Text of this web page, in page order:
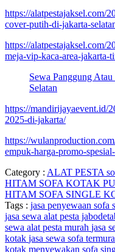
https://alatpestajaksel.com/
cover-putih-di-jakarta-
https://alatpestajaksel.com/
meja-vip-kaca-area-jakarta-
Sewa Panggung
Selatan
https://mandirijayaevent.id/
2025-di-jakarta/
https://
empuk-harga-promo-
Category : ALAT PESTA
HITAM SOFA KOTAK
HITAM SOFA SINGLE
Tags : jasa penyewaan sofa
jasa sewa alat pesta
sewa alat pesta murah jasa
kotak jasa sewa sofa
kotak menyewakan sofa